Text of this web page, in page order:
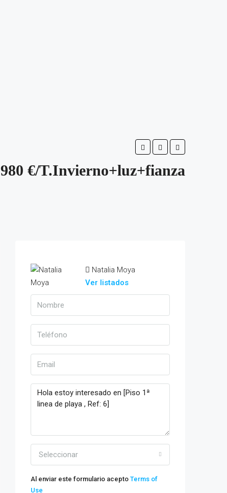
980 €/T.Invierno+luz+fianza
Natalia Moya
Ver listados
Seleccionar
Al enviar este formulario acepto Terms of
Use